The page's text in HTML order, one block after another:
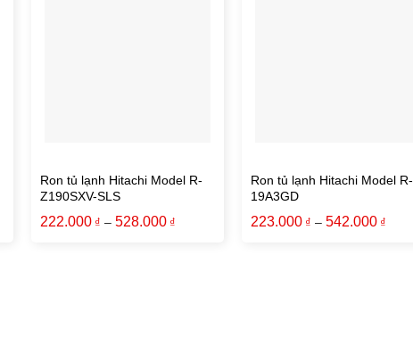
Ron tủ lạnh Hitachi Model R-
Z190SXV-SLS
222.000 ₫ – 528.000 ₫
Ron tủ lạnh Hitachi Model R-
19A3GD
223.000 ₫ – 542.000 ₫